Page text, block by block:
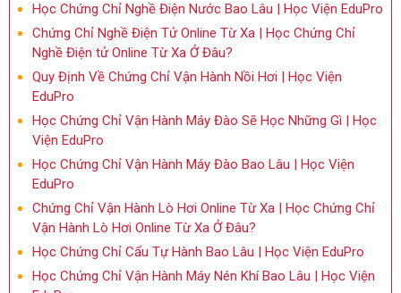
Học Chứng Chỉ Nghề Điện Nước Bao Lâu | Học Viện EduPro
Chứng Chỉ Nghề Điện Tử Online Từ Xa | Học Chứng Chỉ
Nghề Điện tử Online Từ Xa Ở Đâu?
Quy Định Về Chứng Chỉ Vận Hành Nồi Hơi | Học Viện
EduPro
Học Chứng Chỉ Vận Hành Máy Đào Sẽ Học Những Gì | Học
Viện EduPro
Học Chứng Chỉ Vận Hành Máy Đào Bao Lâu | Học Viện
EduPro
Chứng Chỉ Vận Hành Lò Hơi Online Từ Xa | Học Chứng Chỉ
Vận Hành Lò Hơi Online Từ Xa Ở Đâu?
Học Chứng Chỉ Cẩu Tự Hành Bao Lâu | Học Viện EduPro
Học Chứng Chỉ Vận Hành Máy Nén Khí Bao Lâu | Học Viện